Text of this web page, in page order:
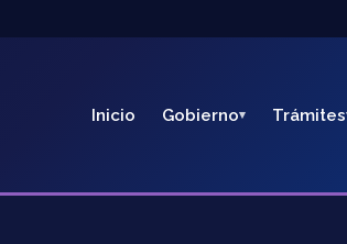
Inicio Gobierno Trámites